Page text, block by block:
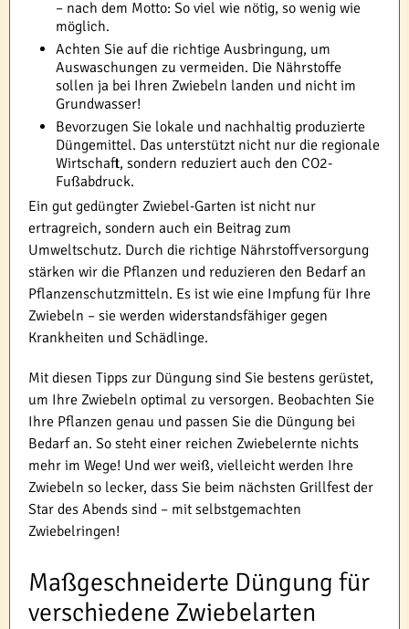
– nach dem Motto: So viel wie nötig, so wenig wie
möglich.
Achten Sie auf die richtige Ausbringung, um
Auswaschungen zu vermeiden. Die Nährstoffe
sollen ja bei Ihren Zwiebeln landen und nicht im
Grundwasser!
Bevorzugen Sie lokale und nachhaltig produzierte
Düngemittel. Das unterstützt nicht nur die regionale
Wirtschaft, sondern reduziert auch den CO2-
Fußabdruck.
Ein gut gedüngter Zwiebel-Garten ist nicht nur
ertragreich, sondern auch ein Beitrag zum
Umweltschutz. Durch die richtige Nährstoffversorgung
stärken wir die Pflanzen und reduzieren den Bedarf an
Pflanzenschutzmitteln. Es ist wie eine Impfung für Ihre
Zwiebeln – sie werden widerstandsfähiger gegen
Krankheiten und Schädlinge.
Mit diesen Tipps zur Düngung sind Sie bestens gerüstet,
um Ihre Zwiebeln optimal zu versorgen. Beobachten Sie
Ihre Pflanzen genau und passen Sie die Düngung bei
Bedarf an. So steht einer reichen Zwiebelernte nichts
mehr im Wege! Und wer weiß, vielleicht werden Ihre
Zwiebeln so lecker, dass Sie beim nächsten Grillfest der
Star des Abends sind – mit selbstgemachten
Zwiebelringen!
Maßgeschneiderte Düngung für
verschiedene Zwiebelarten